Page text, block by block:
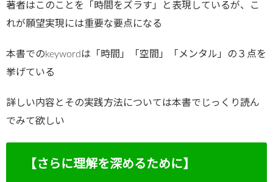
著者はこのことを「時間をズラす」と表現しているが、こ
れが願望実現には重要な要点になる
本書でのkeywordは「時間」「空間」「メンタル」の３点を
挙げている
詳しい内容とその実践方法については本書でじっくり読ん
でみて欲しい
【さらに理解を深めるために】